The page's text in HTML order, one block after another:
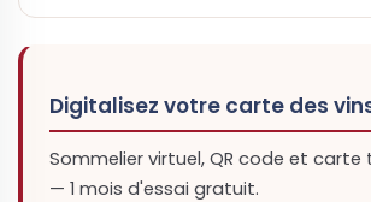
Digitalisez votre carte des
Sommelier virtuel, QR code et carte
— 1 mois d'essai gratuit.